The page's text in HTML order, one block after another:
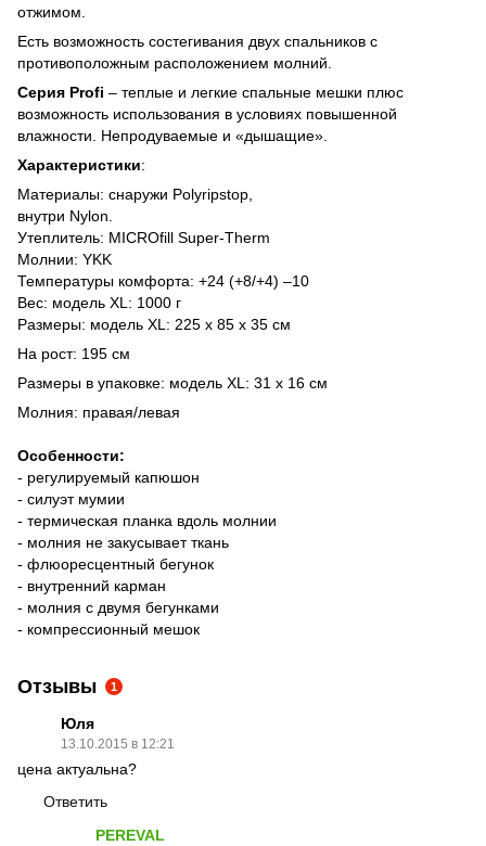
отжимом.
Есть возможность состегивания двух спальников с
противоположным расположением молний.
Серия Profi – теплые и легкие спальные мешки плюс
возможность использования в условиях повышенной
влажности. Непродуваемые и «дышащие».
Характеристики:
Материалы: снаружи Polyripstop,
внутри Nylon.
Утеплитель: MICROfill Super-Therm
Молнии: YKK
Температуры комфорта: +24 (+8/+4) –10
Вес: модель XL: 1000 г
Размеры: модель XL: 225 х 85 х 35 см
На рост: 195 см
Размеры в упаковке: модель XL: 31 х 16 см
Молния: правая/левая
Особенности:
- регулируемый капюшон
- силуэт мумии
- термическая планка вдоль молнии
- молния не закусывает ткань
- флюоресцентный бегунок
- внутренний карман
- молния с двумя бегунками
- компрессионный мешок
Отзывы 1
Юля
13.10.2015 в 12:21
цена актуальна?
Ответить
PEREVAL